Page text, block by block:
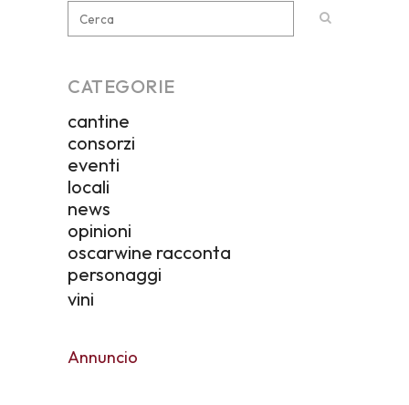
CATEGORIE
cantine
consorzi
eventi
locali
news
opinioni
oscarwine racconta
personaggi
vini
Annuncio